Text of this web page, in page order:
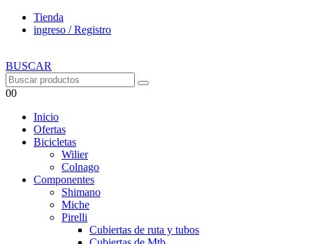
Tienda
ingreso / Registro
BUSCAR
00
Inicio
Ofertas
Bicicletas
Wilier
Colnago
Componentes
Shimano
Miche
Pirelli
Cubiertas de ruta y tubos